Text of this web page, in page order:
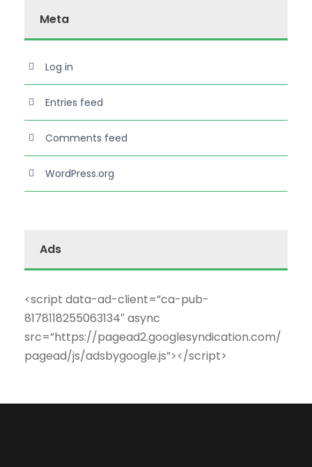
Meta
Log in
Entries feed
Comments feed
WordPress.org
Ads
<script data-ad-client=”ca-pub-
8178118255063134″ async
src=”https://pagead2.googlesyndication.com/
pagead/js/adsbygoogle.js”></script>